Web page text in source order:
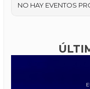
NO HAY EVENTOS